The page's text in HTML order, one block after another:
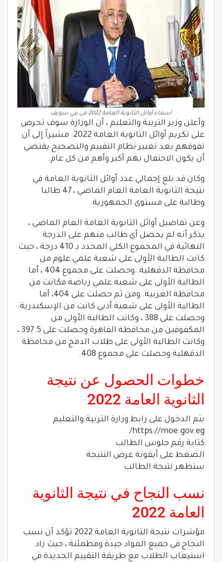
أسماء أوائل الثانوية العامة 2022 فى بني سويف
وأعلن وزير التربية والتعليم ، أن الوزارة سوف تحرص
على تكريم أوائل الثانوية العامة 2022. مشيراً إلى أن
تفوقهم بعد تغيير نظام التقييم والتصحيح يقتضي
أن يكون الاحتفال بهم أكبر وأهم من كل عام.
وكان قد بلغ إجمالي عدد أوائل الثانوية العامة في
نتيجة الثانوية العامة العام الماضي ، 47 طالبا
وطالبة على مستوى الجمهورية.
وعن تفاصيل أوائل الثانوية العامة العام الماضي ،
يذكر أنه لم يحصل أي طالب منهم على الدرجة
النهائية في المجموع الكلي المحدد بـ 410 درجة ، حيث
كانت الطالبة الأولى على شعبة علمي علوم من
محافظة الدقهلية. وحصلت على مجموع 404 ، أما
الطالبة الأولى على شعبة علمي رياضة فكانت من
محافظة الغربية. ومن ثم حصلت على 404، أما
الطالبة الأولى على شعبة أدبي كانت من الإسكندرية.
وحصلت على 388 ، وكانت الطالبة الأولى من
المكفوفين من محافظة القاهرة وحصلت على 397.5 ،
وكانت الطالبة الأولى على طلاب الدمج من محافظة
الدقهلية وحصلت على مجموع 408.
خطوات الحصول عن نتيجة
الثانوية العامة 2022
يتم الدخول على رابط وزارة التربية والتعليم
https://moe.gov.eg/
كتابة رقم جلوس الطالب
الضغط على أيقونة عرض النتيجة
ستظهر نتيجة الطالب
نسب النجاح في نتيجة الثانوية
العامة 2022
مؤشرات نتيجة الثانوية العامة 2022 تؤكد أن نسب
النجاح في جميع المواد جيدة ومطمئنة ، حيث زاد
استيعاب الطلاب مع طريقة التقييم الجديدة في